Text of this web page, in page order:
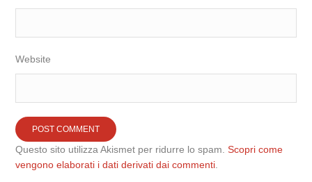
Website
Questo sito utilizza Akismet per ridurre lo spam.Scopri come
vengono elaborati i dati derivati dai commenti